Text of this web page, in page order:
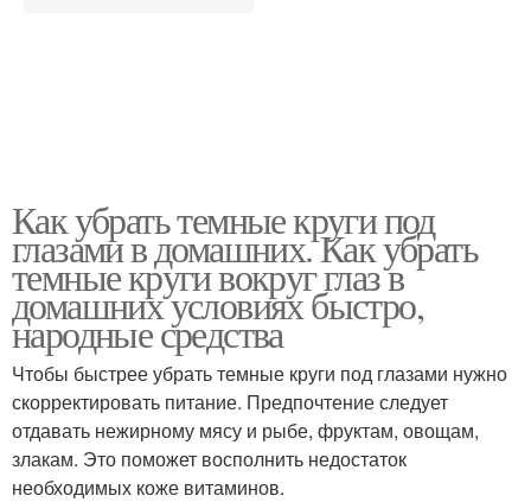
Как убрать темные круги под
глазами в домашних. Как убрать
темные круги вокруг глаз в
домашних условиях быстро,
народные средства
Чтобы быстрее убрать темные круги под глазами нужно
скорректировать питание. Предпочтение следует
отдавать нежирному мясу и рыбе, фруктам, овощам,
злакам. Это поможет восполнить недостаток
необходимых коже витаминов.